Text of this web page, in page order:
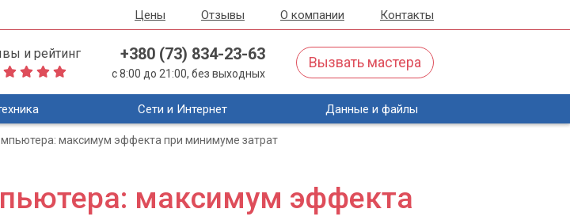
Цены Отзывы О компании Контакты
и рейтинг +380 (73) 834-23-63
с 8:00 до 21:00, без выходных
Вызвать мастера
Сети и Интернет Данные и файлы
максимум эффекта при минимуме затрат
максимум эффекта